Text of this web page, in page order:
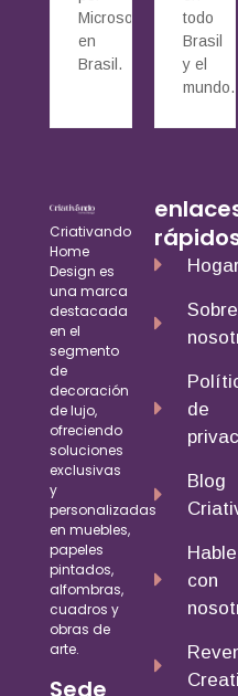
Criativando
Home
Design es
una marca
destacada
en el
segmento
de
decoración
de lujo,
ofreciendo
soluciones
exclusivas
y
personalizadas
en muebles,
papeles
pintados,
alfombras,
cuadros y
obras de
arte.
Sede
Sobre
de
Blog
Hable
con
Microsoft
en
Brasil.
todo
Brasil
y el
mundo.